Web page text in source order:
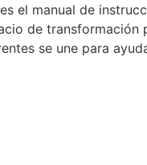
es el manual de
de transformación
se une para